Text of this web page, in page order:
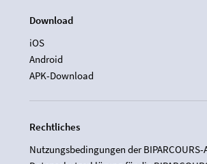
Download
iOS
Android
APK-Download
Rechtliches
Nutzungsbedingungen der BIPARCOURS-